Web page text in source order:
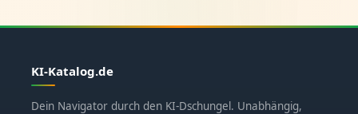
KI-Katalog.de
Dein Navigator durch den KI-Dschungel. Unabhängig,